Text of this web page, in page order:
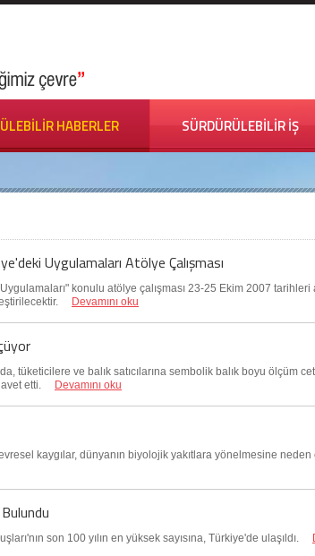
HABERLER SÜRDÜRÜLEBİLİR İŞ
Uygulamaları Atölye Çalışması
konulu atölye çalışması 23-25 Ekim 2007 tarihleri
Devamını oku
tüketicilere ve balık satıcılarına sembolik balık boyu ölçüm
etti.
Devamını oku
kaygılar, dünyanın biyolojik yakıtlara yönelmesine
son 100 yılın en yüksek sayısına, Türkiye'de ulaşıldı.